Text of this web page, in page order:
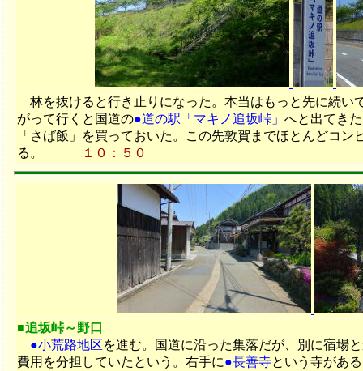
林を抜けると行き止りになった。本当はもっと先に続い
がって行くと国道の●道の駅「マキノ追坂峠」 へと出てき
「さば飯」を買っておいた。この先敦賀までほとんどコ
る。
１０：５０
■追坂峠～野口
●小荒路地区を進む。国道に沿った集落だが、別に宿場
費用を分担していたという。右手に●長善寺という寺があ